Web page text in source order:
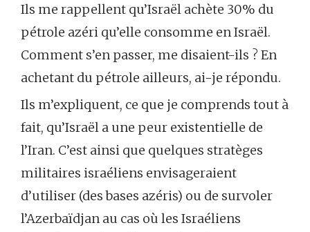
Ils me rappellent qu’Israël achète 30% du
pétrole azéri qu’elle consomme en Israël.
Comment s’en passer, me disaient-ils ? En
achetant du pétrole ailleurs, ai-je répondu.
Ils m’expliquent, ce que je comprends tout à
fait, qu’Israël a une peur existentielle de
l’Iran. C’est ainsi que quelques stratèges
militaires israéliens envisageraient
d’utiliser (des bases azéris) ou de survoler
l’Azerbaïdjan au cas où les Israéliens